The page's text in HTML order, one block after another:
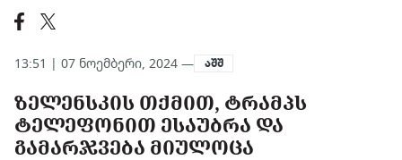
13:51 | 07 ნოემბერი, 2024 — აშშ
ᲖᲔᲚᲔᲜᲡᲙᲘᲡ ᲗᲥᲛᲘᲗ, ᲢᲠᲐᲛᲞᲡ
ᲢᲔᲚᲔᲤᲝᲜᲘᲗ ᲔᲡᲐᲣᲑᲠᲐ ᲓᲐ
ᲒᲐᲛᲐᲠᲯᲕᲔᲑᲐ ᲛᲘᲣᲚᲝᲪᲐ